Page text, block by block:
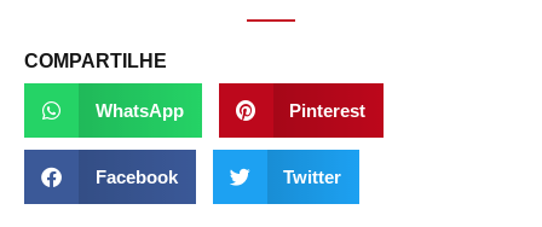
COMPARTILHE
WhatsApp Pinterest
Facebook Twitter